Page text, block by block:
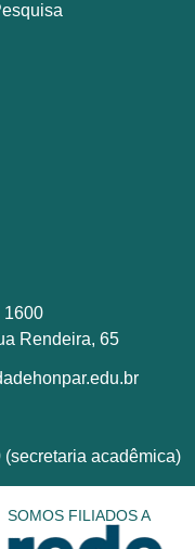
1600
Rendeira, 65
(secretaria acadêmica)
SOMOS FILIADOS A